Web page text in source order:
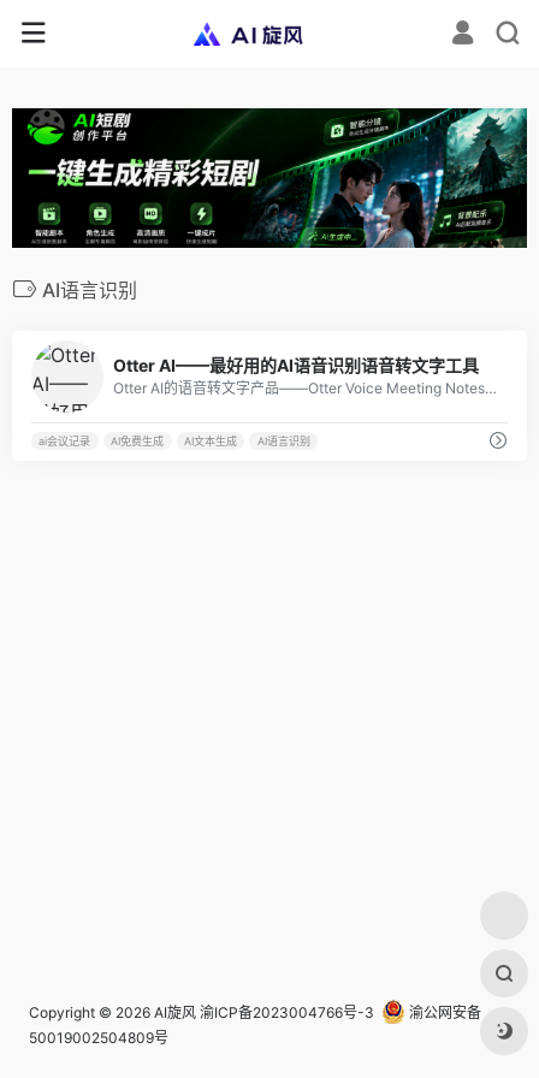
AI语言识别
Otter AI——最好用的AI语音识别语音转文字工具
Otter AI的语音转文字产品——Otter Voice Meeting Notes，可自动识别和转录用户本人的发言，并生成可搜索的、格式化的会议记录，受到了商务人士、记者和学生等广泛用户的青睐。
ai会议记录 AI免费生成 AI文本生成 AI语言识别
Copyright © 2026 AI旋风 渝ICP备2023004766号-3
渝公网安备
50019002504809号